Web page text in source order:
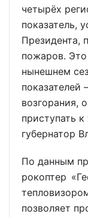
четырёх
показатель,
Президента,
пожаров.
нынешнем
показателей
возгорания,
приступать
губернатор
По данным
рокоптер
позволяет